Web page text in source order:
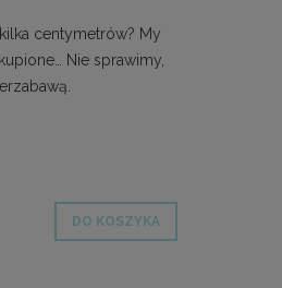
centymetrów? My
Nie sprawimy,
DO KOSZYKA